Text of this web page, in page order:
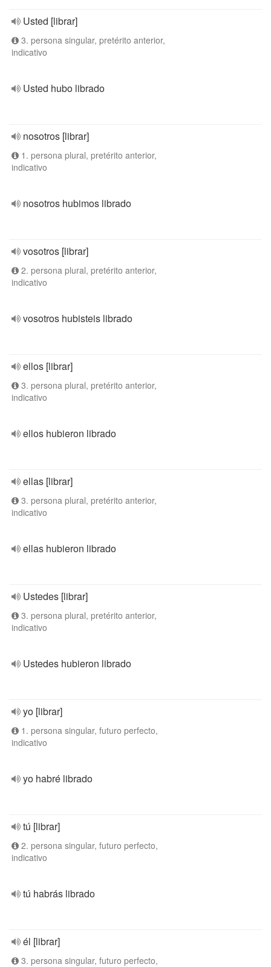
Usted [librar]
3. persona singular, pretérito anterior,
indicativo
Usted hubo librado
nosotros [librar]
1. persona plural, pretérito anterior,
indicativo
nosotros hubimos librado
vosotros [librar]
2. persona plural, pretérito anterior,
indicativo
vosotros hubisteis librado
ellos [librar]
3. persona plural, pretérito anterior,
indicativo
ellos hubieron librado
ellas [librar]
3. persona plural, pretérito anterior,
indicativo
ellas hubieron librado
Ustedes [librar]
3. persona plural, pretérito anterior,
indicativo
Ustedes hubieron librado
yo [librar]
1. persona singular, futuro perfecto,
indicativo
yo habré librado
tú [librar]
2. persona singular, futuro perfecto,
indicativo
tú habrás librado
él [librar]
3. persona singular, futuro perfecto,